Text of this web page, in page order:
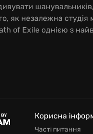
як незалежна студія
of Exile однією з
Корисна
Часті питання